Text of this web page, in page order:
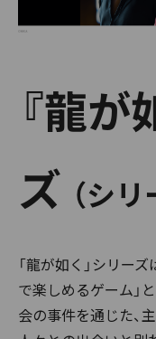
『龍が
ズ （シ
「龍が如く」シリー
で楽しめるゲーム」
会の事件を通じた、